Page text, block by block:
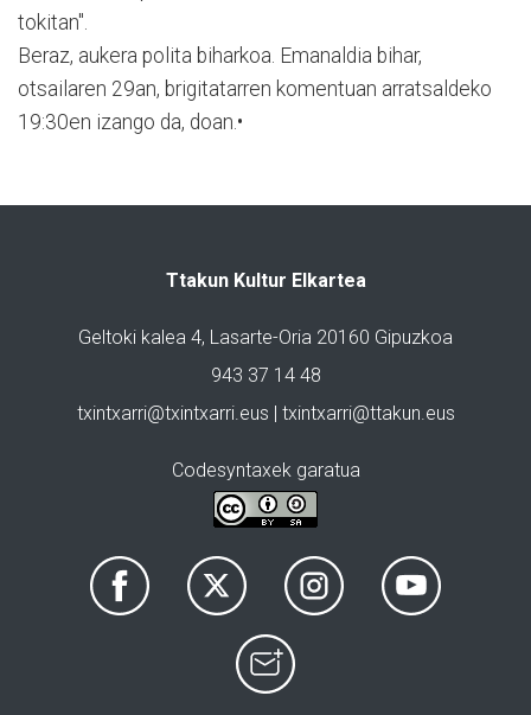
tokitan".
Beraz, aukera polita biharkoa. Emanaldia bihar,
otsailaren 29an, brigitatarren komentuan arratsaldeko
19:30en izango da, doan.•
Ttakun Kultur Elkartea
Geltoki kalea 4, Lasarte-Oria 20160 Gipuzkoa
943 37 14 48
txintxarri@txintxarri.eus | txintxarri@ttakun.eus
Codesyntaxek garatua